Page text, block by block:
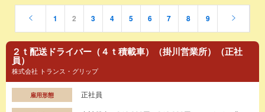
1 2 3 4 5 6 7 8 9
２ｔ配送ドライバー（４ｔ積載車）（掛川営業所）（正社
員）
株式会社 トランス・グリップ
雇用形態 正社員